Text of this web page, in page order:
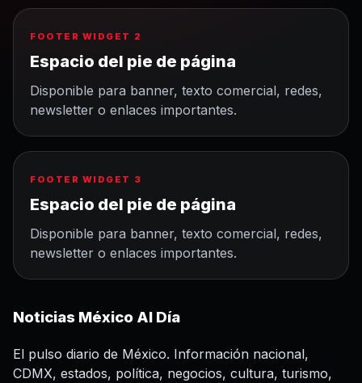
FOOTER WIDGET 2
Espacio del pie de página
Disponible para banner, texto comercial, redes,
newsletter o enlaces importantes.
FOOTER WIDGET 3
Espacio del pie de página
Disponible para banner, texto comercial, redes,
newsletter o enlaces importantes.
Noticias México Al Día
El pulso diario de México. Información nacional,
CDMX, estados, política, negocios, cultura, turismo,